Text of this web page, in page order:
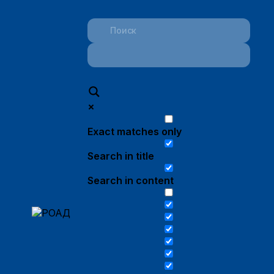
Exact matches only
Search in title
Search in content